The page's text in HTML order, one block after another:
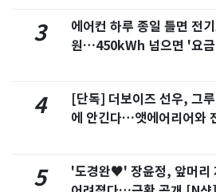
3
에어컨 하루 종일 틀면 전
원…450kWh 넘으면 '요
4
[단독] 더보이즈 선우, 그
에 안긴다…앳에어리어와
5
'도경완♥' 장윤정, 앞머리